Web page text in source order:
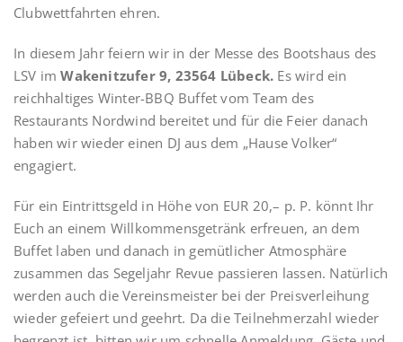
Clubwettfahrten ehren.
In diesem Jahr feiern wir in der Messe des Bootshaus des
LSV imWakenitzufer 9, 23564 Lübeck. Es wird ein
reichhaltiges Winter-BBQ Buffet vom Team des
Restaurants Nordwind bereitet und für die Feier danach
haben wir wieder einen DJ aus dem „Hause Volker“
engagiert.
Für ein Eintrittsgeld in Höhe von EUR 20,– p. P. könnt Ihr
Euch an einem Willkommensgetränk erfreuen, an dem
Buffet laben und danach in gemütlicher Atmosphäre
zusammen das Segeljahr Revue passieren lassen. Natürlich
werden auch die Vereinsmeister bei der Preisverleihung
wieder gefeiert und geehrt. Da die Teilnehmerzahl wieder